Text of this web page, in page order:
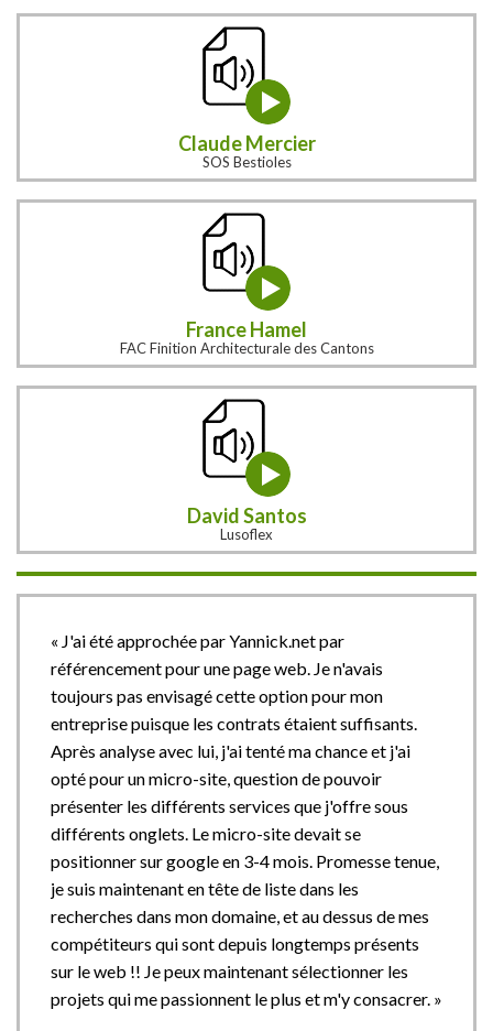
Claude Mercier
SOS Bestioles
France Hamel
FAC Finition Architecturale des Cantons
David Santos
Lusoflex
« J'ai été approchée par Yannick.net par
référencement pour une page web. Je n'avais
toujours pas envisagé cette option pour mon
entreprise puisque les contrats étaient suffisants.
Après analyse avec lui, j'ai tenté ma chance et j'ai
opté pour un micro-site, question de pouvoir
présenter les différents services que j'offre sous
différents onglets. Le micro-site devait se
positionner sur google en 3-4 mois. Promesse tenue,
je suis maintenant en tête de liste dans les
recherches dans mon domaine, et au dessus de mes
compétiteurs qui sont depuis longtemps présents
sur le web !! Je peux maintenant sélectionner les
projets qui me passionnent le plus et m'y consacrer. »